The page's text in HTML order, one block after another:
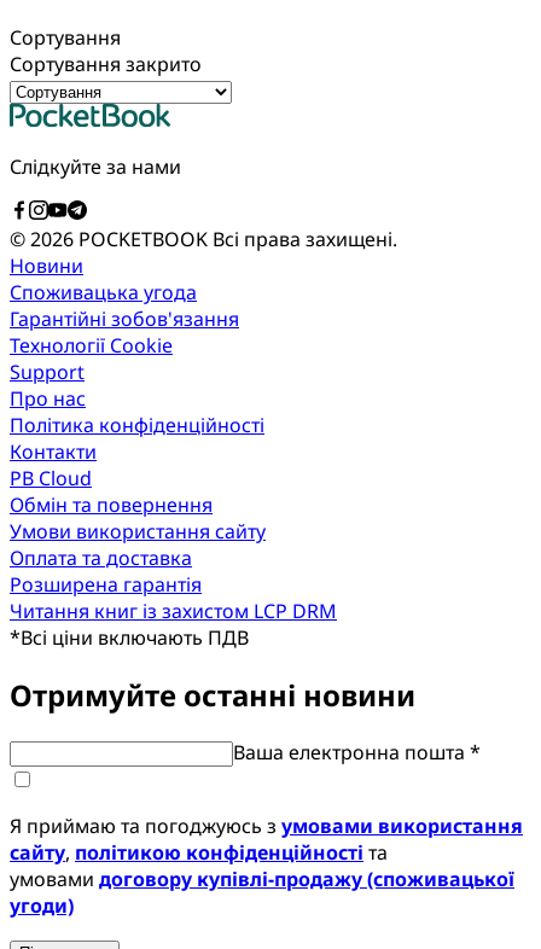
Сортування
Сортування закрито
Слідкуйте за нами
© 2026 POCKETBOOK Всі права захищені.
Новини
Споживацька угода
Гарантійні зобов'язання
Технології Cookie
Support
Про нас
Політика конфіденційності
Контакти
PB Cloud
Обмін та повернення
Умови використання сайту
Оплата та доставка
Розширена гарантія
Читання книг із захистом LCP DRM
*Всі ціни включають ПДВ
Отримуйте останні новини
Ваша електронна пошта *
Я приймаю та погоджуюсь з умовами використання
сайту, політикою конфіденційності та
умовами договору купівлі-продажу (споживацької
угоди)